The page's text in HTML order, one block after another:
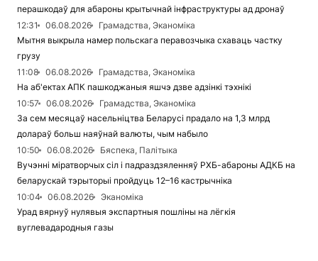
перашкодаў для абароны крытычнай інфраструктуры ад дронаў
12:31
06.08.2026
Грамадства, Эканоміка
Мытня выкрыла намер польскага перавозчыка схаваць частку
грузу
11:08
06.08.2026
Грамадства, Эканоміка
На аб'ектах АПК пашкоджаныя яшчэ дзве адзінкі тэхнікі
10:57
06.08.2026
Грамадства, Эканоміка
За сем месяцаў насельніцтва Беларусі прадало на 1,3 млрд
долараў больш наяўнай валюты, чым набыло
10:50
06.08.2026
Бяспека, Палітыка
Вучэнні міратворчых сіл і падраздзяленняў РХБ-абароны АДКБ на
беларускай тэрыторыі пройдуць 12–16 кастрычніка
10:04
06.08.2026
Эканоміка
Урад вярнуў нулявыя экспартныя пошліны на лёгкія
вуглевадародныя газы